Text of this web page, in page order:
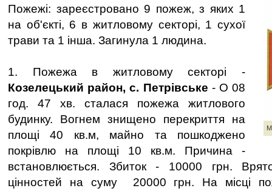
Пожежі: зареєстровано 9 пожеж, з яких 1
на об'єкті, 6 в житловому секторі, 1 сухої
трави та 1 інша. Загинула 1 людина.
1. Пожежа в житловому секторі -
Козелецький район, с. Петрівське - О 08
год. 47 хв. сталася пожежа житлового
будинку. Вогнем знищено перекриття на
площі 40 кв.м, майно та пошкоджено
покрівлю на площі 10 кв.м. Причина -
встановлюється. Збиток - 10000 грн.
цінностей на суму 20000 грн. На місці